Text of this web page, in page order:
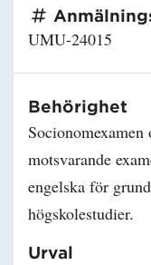
UMU-24015
Behörighet
motsvarande
engelska för
högskolestudier.
Urval